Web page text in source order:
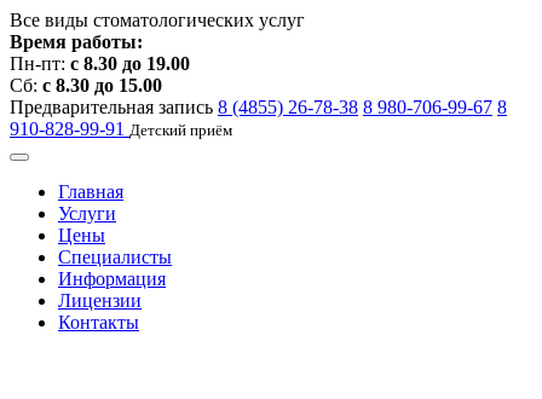
Все виды стоматологических услуг
Время работы:
Пн-пт: с 8.30 до 19.00
Сб: с 8.30 до 15.00
Предварительная запись 8 (4855) 26-78-38 8 980-706-99-67 8
910-828-99-91 Детский приём
Главная
Услуги
Цены
Специалисты
Информация
Лицензии
Контакты